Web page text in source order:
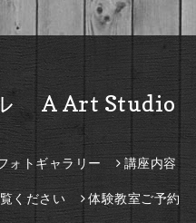
ル A Art Studio
ォトギャラリー 講座内容
ください 体験教室ご予約